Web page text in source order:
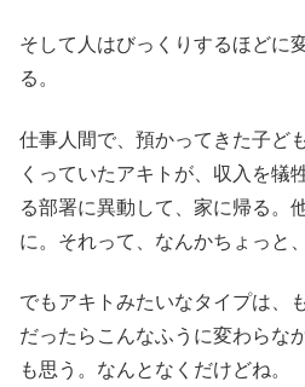
そして人はびっくりするほどに
る。
仕事人間で、預かってきた子ど
くっていたアキトが、収入を犠
る部署に異動して、家に帰る。
に。それって、なんかちょっと
でもアキトみたいなタイプは、
だったらこんなふうに変わらな
も思う。なんとなくだけどね。